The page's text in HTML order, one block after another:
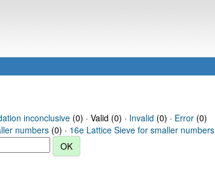
inconclusive(0) · Valid (0) · Invalid (0) · Error(0)
numbers (0) · 16e Lattice Sieve for smaller numbers